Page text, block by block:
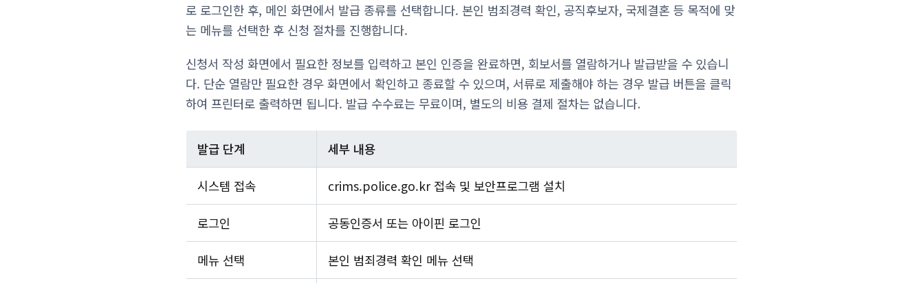
로 로그인한 후, 메인 화면에서 발급 종류를 선택합니다. 본인 범죄경력 확인, 공직후보자, 국제결혼 등 목적에 맞
는 메뉴를 선택한 후 신청 절차를 진행합니다.
신청서 작성 화면에서 필요한 정보를 입력하고 본인 인증을 완료하면, 회보서를 열람하거나 발급받을 수 있습니
다. 단순 열람만 필요한 경우 화면에서 확인하고 종료할 수 있으며, 서류로 제출해야 하는 경우 발급 버튼을 클릭
하여 프린터로 출력하면 됩니다. 발급 수수료는 무료이며, 별도의 비용 결제 절차는 없습니다.
발급 단계 세부 내용
시스템 접속 crims.police.go.kr 접속 및 보안프로그램 설치
로그인 공동인증서 또는 아이핀 로그인
메뉴 선택 본인 범죄경력 확인 메뉴 선택